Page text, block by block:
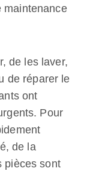
maintenance
de les laver,
de réparer le
ont
Pour
de la
pièces sont